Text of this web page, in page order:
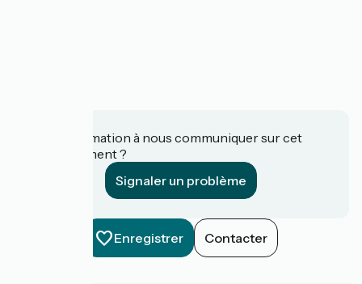
Une information à nous communiquer sur cet
établissement ?
Signaler un problème
Enregistrer Contacter